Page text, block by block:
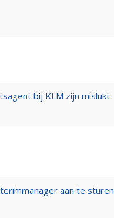
bij KLM zijn mislukt
aan te sturen